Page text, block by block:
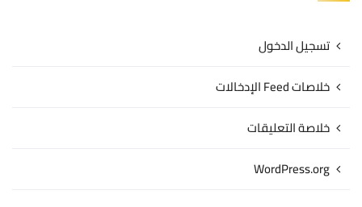
تسجيل الدخول
خلاصات Feed الإدخالات
خلاصة التعليقات
WordPress.org